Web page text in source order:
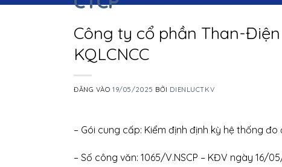
Công ty cổ phần Than-
KQLCNCC
ĐĂNG VÀO19/05/2025 BỞI DIENLUCTKV
– Gói cung cấp: Kiểm định định kỳ hệ thống
– Số công văn: 1065/V.NSCP – KĐV ngày 16/